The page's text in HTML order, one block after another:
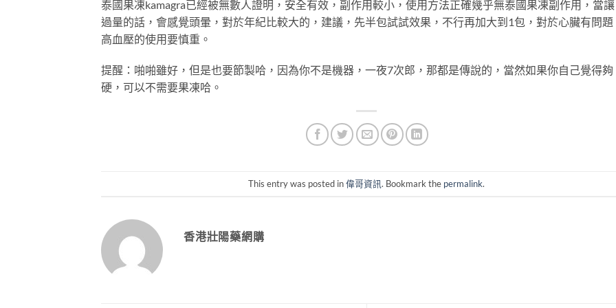
泰國果凍kamagra已經被無數人證明，安全有效，副作用較小，使用方法正確幾乎無泰國果凍副作用，當
過量的話，會感覺頭暈，對於年紀比較大的，建議，先半包試試效果，不行再加大到1包，對於心臟有問題
高血壓的使用要慎重。
提醒：啪啪雖好，但是也要節製哈，因為你不是機器，一夜7次郎，那都是傳說的，當然如果你自己覺得夠
硬，可以不需要果凍哈。
This entry was posted in偉哥資訊. Bookmark the permalink.
香港壯陽藥網購